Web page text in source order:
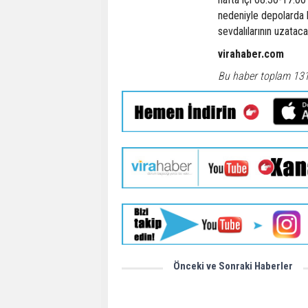
nedeniyle
sevdalılarının
virahaber.com
Bu haber toplam
Önceki ve Sonraki Haberler